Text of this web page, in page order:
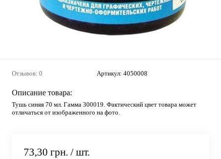
Отзывов: 0 Артикул: 4050008
Описание товара:
Тушь синяя 70 мл. Гамма 300019. Фактический цвет товара может
отличаться от изображенного на фото.
73,30 грн. / шт.